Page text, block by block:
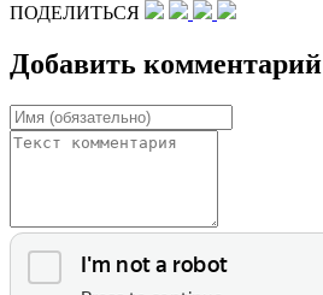
ПОДЕЛИТЬСЯ
Добавить комментарий